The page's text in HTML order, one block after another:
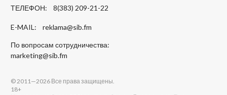
ТЕЛЕФОН: 8(383) 209-21-22
E-MAIL: reklama@sib.fm
По вопросам сотрудничества:
marketing@sib.fm
© 2011—2026 Все права защищены.
18+